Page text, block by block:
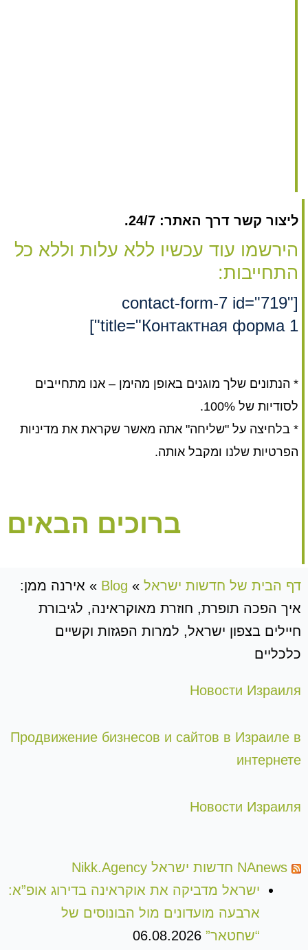
ליצור קשר דרך האתר: 24/7.
הירשמו עוד עכשיו ללא עלות וללא כל
התחייבות:
[contact-form-7 id="719"
title="Контактная форма 1"]
* הנתונים שלך מוגנים באופן מהימן – אנו מתחייבים
לסודיות של 100%.
* בלחיצה על "שליחה" אתה מאשר שקראת את מדיניות
הפרטיות שלנו ומקבל אותה.
ברוכים הבאים
דף הבית של חדשות ישראל »
Blog
» אירנה ממן:
איך הפכה תופרת, חוזרת מאוקראינה, לגיבורת
חיילים בצפון ישראל, למרות הפגזות וקשיים
כלכליים
Новости Израиля
Продвижение бизнесов и сайтов в Израиле в
интернете
Новости Израиля
NAnews חדשות ישראל Nikk.Agency
ישראל מדביקה את אוקראינה בדירוג אופ”א:
ארבעה מועדונים מול הבונוסים של
“שחטאר” 06.08.2026